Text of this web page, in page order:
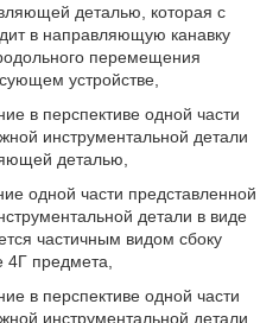
деталью, которая с
в направляющую канавку
перемещения
устройстве,
в перспективе одной части
инструментальной детали
деталью,
одной части представленной
детали в виде
частичным видом сбоку
4Г предмета,
в перспективе одной части
инструментальной детали,